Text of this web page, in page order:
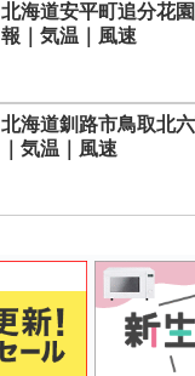
北海道安平町追分花
報｜気温｜風速
北海道釧路市鳥取北
｜気温｜風速